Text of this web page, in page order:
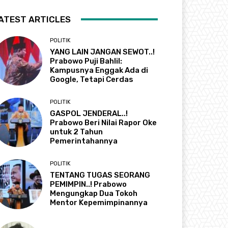
ARTICLES
POLITIK
YANG LAIN JANGAN SEWOT..!
Prabowo Puji Bahlil:
Kampusnya Enggak Ada di
Google, Tetapi Cerdas
POLITIK
GASPOL JENDERAL..!
Prabowo Beri Nilai Rapor Oke
untuk 2 Tahun
Pemerintahannya
POLITIK
TENTANG TUGAS SEORANG
PEMIMPIN..! Prabowo
Mengungkap Dua Tokoh
Mentor Kepemimpinannya